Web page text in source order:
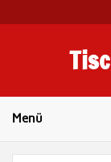
content
Menü